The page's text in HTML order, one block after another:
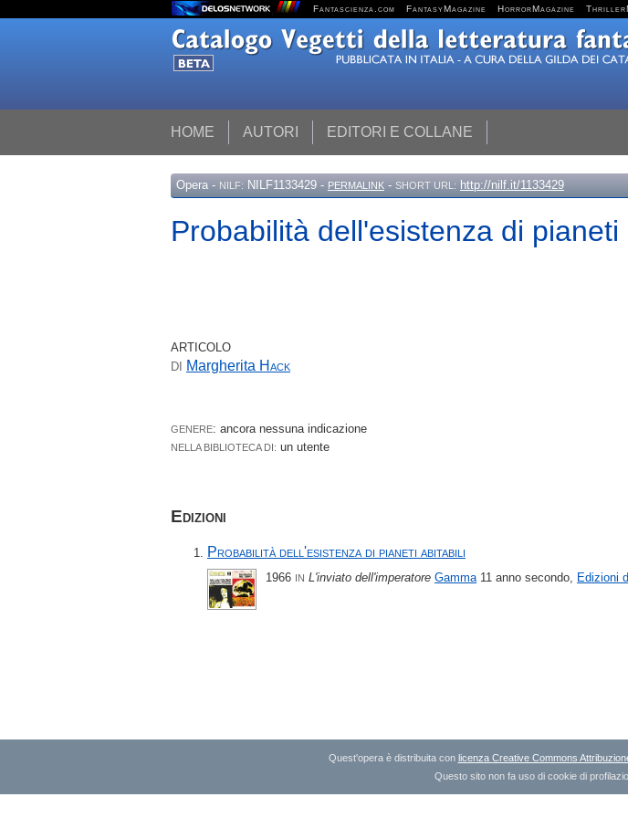
Fantascienza.com FantasyMagazine HorrorMagazine
HOME AUTORI EDITORI E COLLANE
Opera - NILF: NILF1133429 - PERMALINK - SHORT URL: http://nilf.it/1133429
Probabilità dell'esistenza di pianeti
ARTICOLO
DI
Margherita Hack
GENERE: ancora nessuna indicazione
NELLA BIBLIOTECA DI: un utente
Edizioni
Probabilità dell'esistenza di pianeti abitabili
1966 IN L'inviato dell'imperatore Gamma 11 anno secondo, Edizioni
Quest'opera è distribuita con licenza Creative Commons
Questo sito non fa uso di cookie di